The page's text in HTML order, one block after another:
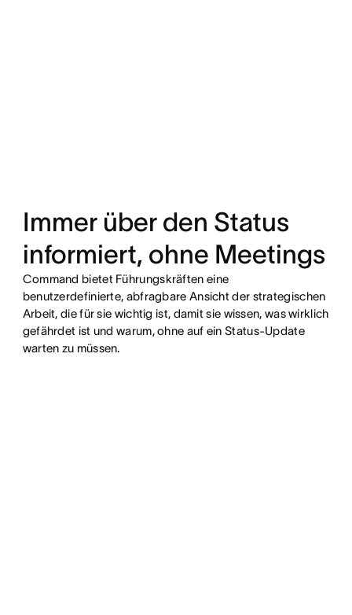
Immer über den Status
informiert, ohne Meetings
Command bietet Führungskräften eine
benutzerdefinierte, abfragbare Ansicht der strategischen
Arbeit, die für sie wichtig ist, damit sie wissen, was wirklich
gefährdet ist und warum, ohne auf ein Status-Update
warten zu müssen.